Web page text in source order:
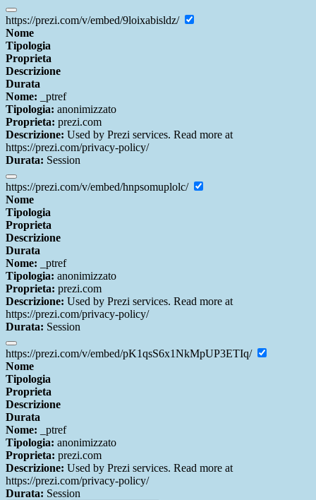
https://prezi.com/v/embed/9loixabisldz/
Nome
Tipologia
Proprieta
Descrizione
Durata
Nome: _ptref
Tipologia: anonimizzato
Proprieta: prezi.com
Descrizione: Used by Prezi services. Read more at
https://prezi.com/privacy-policy/
Durata: Session
https://prezi.com/v/embed/hnpsomuplolc/
Nome
Tipologia
Proprieta
Descrizione
Durata
Nome: _ptref
Tipologia: anonimizzato
Proprieta: prezi.com
Descrizione: Used by Prezi services. Read more at
https://prezi.com/privacy-policy/
Durata: Session
https://prezi.com/v/embed/pK1qsS6x1NkMpUP3ETIq/
Nome
Tipologia
Proprieta
Descrizione
Durata
Nome: _ptref
Tipologia: anonimizzato
Proprieta: prezi.com
Descrizione: Used by Prezi services. Read more at
https://prezi.com/privacy-policy/
Durata: Session